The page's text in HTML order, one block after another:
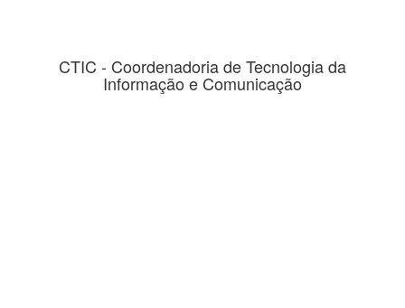
CTIC - Coordenadoria de Tecnologia da
Informação e Comunicação